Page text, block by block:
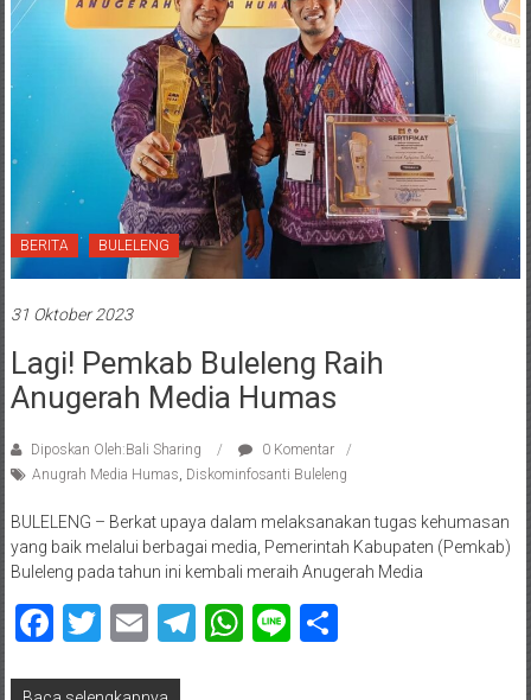
BERITA BULELENG
31 Oktober 2023
Lagi! Pemkab Buleleng Raih
Anugerah Media Humas
Diposkan Oleh:Bali Sharing
0 Komentar
Anugrah Media Humas Diskominfosanti Buleleng
BULELENG – Berkat upaya dalam melaksanakan tugas kehumasan
yang baik melalui berbagai media, Pemerintah Kabupaten (Pemkab)
Buleleng pada tahun ini kembali meraih Anugerah Media
Facebook
Twitter
EmailTelegram
WhatsApp
LineShare